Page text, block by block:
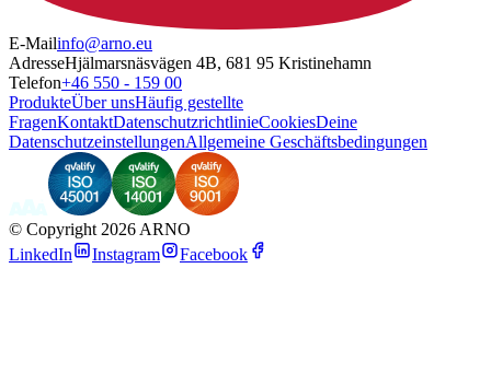
E-Mailinfo@arno.eu
AdresseHjälmarsnäsvägen 4B, 681 95 Kristinehamn
Telefon+46 550 - 159 00
ProdukteÜber unsHäufig gestellte
FragenKontaktDatenschutzrichtlinieCookiesDeine
DatenschutzeinstellungenAllgemeine Geschäftsbedingungen
© Copyright 2026 ARNO
LinkedIn
Instagram Facebook